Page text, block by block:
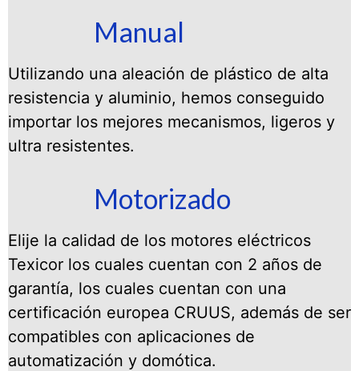
Manual
Utilizando una aleación de plástico de alta
resistencia y aluminio, hemos conseguido
importar los mejores mecanismos, ligeros y
ultra resistentes.
Motorizado
Elije la calidad de los motores eléctricos
Texicor los cuales cuentan con 2 años de
garantía, los cuales cuentan con una
certificación europea CRUUS, además de ser
compatibles con aplicaciones de
automatización y domótica.